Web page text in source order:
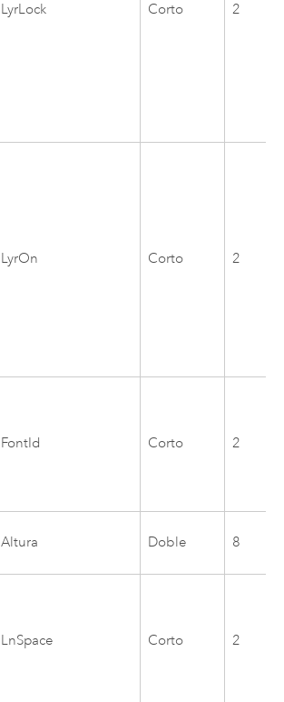
LyrLock Corto 2
LyrOn Corto 2
FontId Corto 2
Altura Doble 8
LnSpace Corto 2